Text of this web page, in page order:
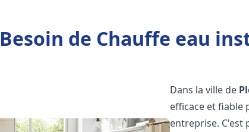
Besoin de Chauffe eau
Dans la ville de
efficace et fiable
entreprise. C'est